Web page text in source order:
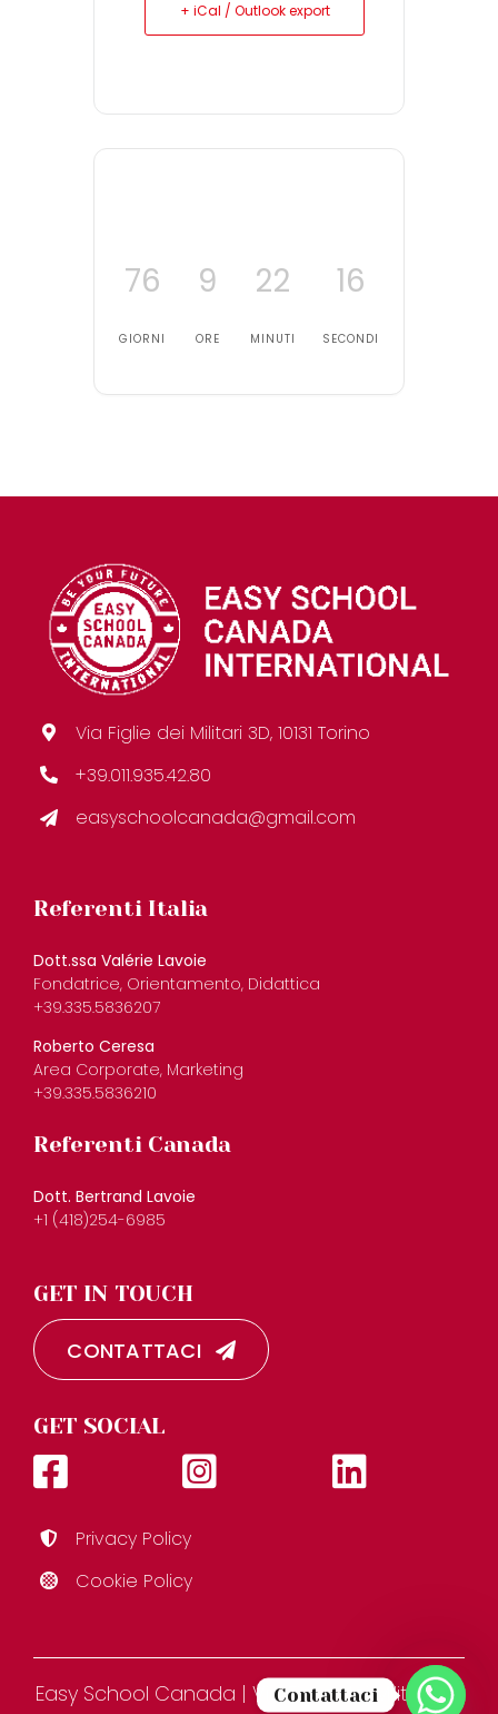
+ iCal / Outlook export
76
GIORNI
9
ORE
22
MINUTI
16
SECONDI
Via Figlie dei Militari 3D, 10131 Torino
+39.011.935.42.80
easyschoolcanada@gmail.com
Referenti Italia
Dott.ssa Valérie Lavoie
Fondatrice, Orientamento, Didattica
+39.335.5836207
Roberto Ceresa
Area Corporate, Marketing
+39.335.5836210
Referenti Canada
Dott. Bertrand Lavoie
+1 (418)254-6985
GET IN TOUCH
CONTATTACI
GET SOCIAL
Privacy Policy
Cookie Policy
Easy School Canada | Via Figlie dei Militari 3D,
Contattaci